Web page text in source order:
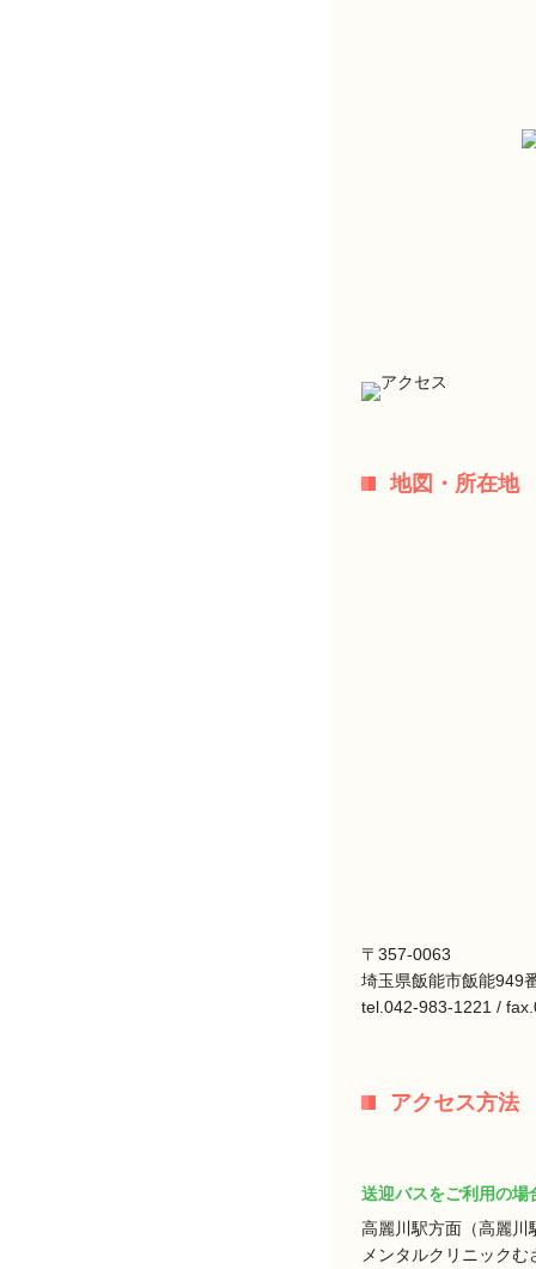
地図・所在地
〒357-0063
埼玉県飯能市飯能949
tel.042-983-1221 /
アクセス方法
送迎バスをご利用の場
高麗川駅方面（高麗川
メンタルクリニック